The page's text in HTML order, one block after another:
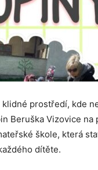
prostředí, kde
Beruška Vizovice
škole, která
dítěte.